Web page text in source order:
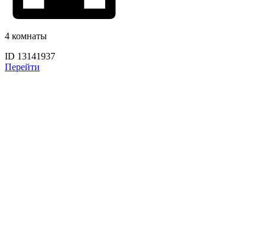
4 комнаты
ID 13141937
Перейти